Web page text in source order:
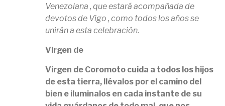
Venezolana , que estará acompañada de
devotos de Vigo , como todos los años se
unirán a esta celebración.
Virgen de
Virgen de Coromoto cuida a todos los hijos
de esta tierra, llévalos por el camino del
bien e iluminalos en cada instante de su